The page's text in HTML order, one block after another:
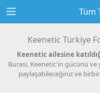
Keenetic Türkiye
Keenetic ailesine
Burası, Keenetic'in gücünü
paylaşabileceğiniz ve
Tüm